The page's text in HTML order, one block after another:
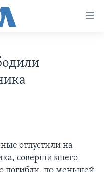
отпустили на
совершившего